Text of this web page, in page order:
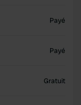
Payé
Payé
Gratuit